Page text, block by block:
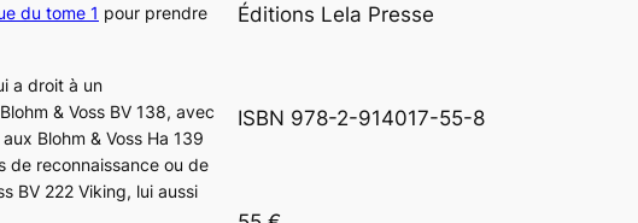
du tome 1 pour prendre
a droit à un
& Voss BV 138, avec
Blohm & Voss Ha 139
de reconnaissance ou de
BV 222 Viking, lui aussi
Éditions Lela Presse
ISBN 978-2-914017-55-8